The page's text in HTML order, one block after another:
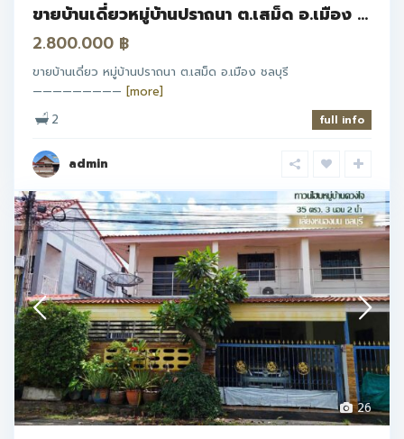
ขายบ้านเดี่ยวหมู่บ้านปราถนา ต.เสม็ด อ.เมือง ...
2.800.000 ฿
ขายบ้านเดี่ยว หมู่บ้านปราถนา ต.เสม็ด อ.เมือง ชลบุรี
————————— [more]
2
full info
admin
26